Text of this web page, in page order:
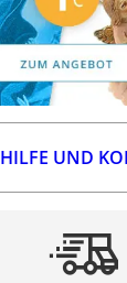
HILFE UND